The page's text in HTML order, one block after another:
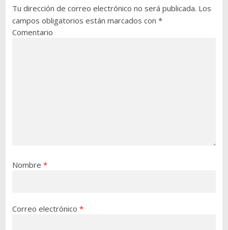
Tu dirección de correo electrónico no será publicada. Los
campos obligatorios están marcados con *
Comentario
Nombre *
Correo electrónico *